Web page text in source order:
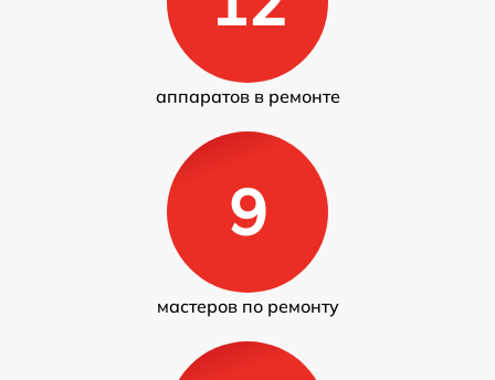
аппаратов в ремонте
9
мастеров по ремонту